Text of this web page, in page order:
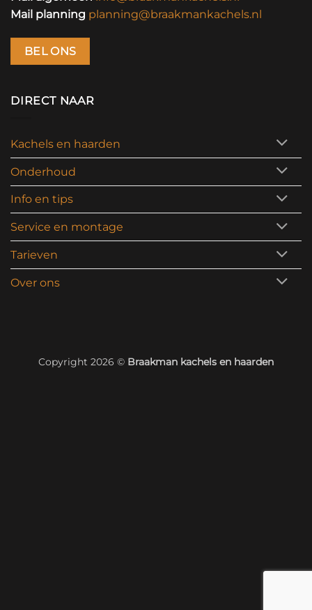
Mail planning planning@braakmankachels.nl
BEL ONS
DIRECT NAAR
Kachels en haarden
Onderhoud
Info en tips
Service en montage
Tarieven
Over ons
Copyright 2026 © Braakman kachels en haarden